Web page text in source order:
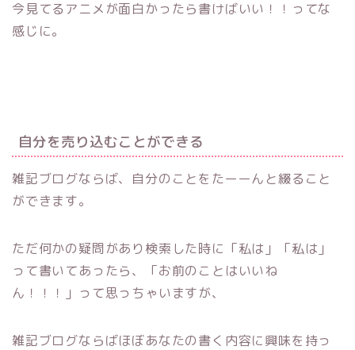
今見てるアニメが面白かったら書けばいい！！ってな
感じに。
自分を売り込むことができる
雑記ブログならば、自分のことをたーーんと綴ること
ができます。
ただ何かの疑問があり検索した時に「私は」「私は」
って書いてあったら、「お前のことはいいね
ん！！！」って思っちゃいますが、
雑記ブログならばほぼあなたの書く内容に興味を持っ